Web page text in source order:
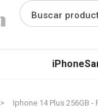
Buscar
iPhone
Iphone 14 Plus 256GB -